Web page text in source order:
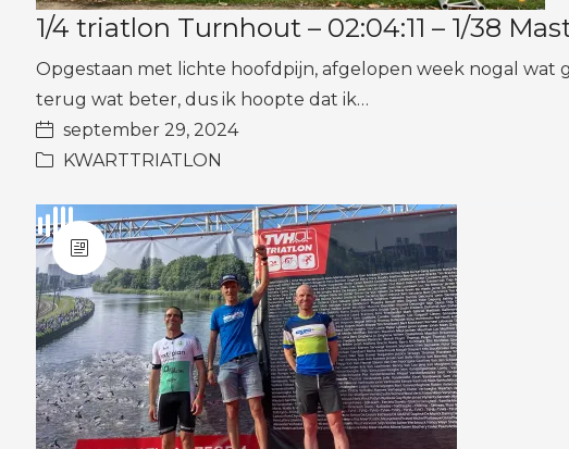
1/4 triatlon Turnhout – 02:04:11 – 1/38
Opgestaan met lichte hoofdpijn, afgelopen week nogal wat
terug wat beter, dus ik hoopte dat ik…
september 29, 2024
KWARTTRIATLON